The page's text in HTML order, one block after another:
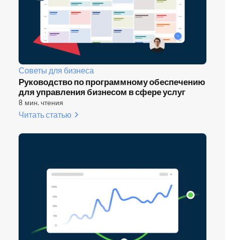
Советы для бизнеса
Руководство по программному обеспечению
для управления бизнесом в сфере услуг
8 мин. чтения
Читать статью